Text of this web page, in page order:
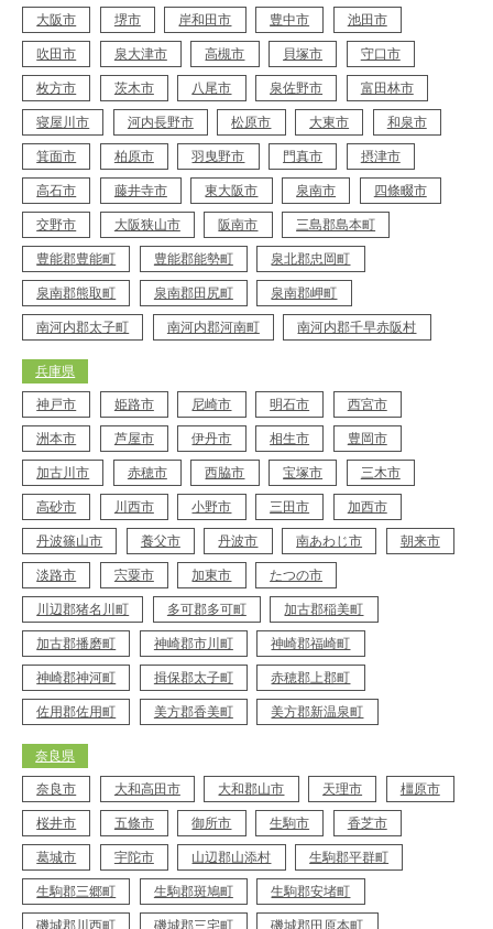
大阪市 堺市 岸和田市 豊中市 池田市
吹田市 泉大津市 高槻市 貝塚市 守口市
枚方市 茨木市 八尾市 泉佐野市 富田林市
寝屋川市 河内長野市 松原市 大東市 和泉市
箕面市 柏原市 羽曳野市 門真市 摂津市
高石市 藤井寺市 東大阪市 泉南市 四條畷市
交野市 大阪狭山市 阪南市 三島郡島本町
豊能郡豊能町 豊能郡能勢町 泉北郡忠岡町
泉南郡熊取町 泉南郡田尻町 泉南郡岬町
南河内郡太子町 南河内郡河南町 南河内郡千早赤阪村
兵庫県
神戸市 姫路市 尼崎市 明石市 西宮市
洲本市 芦屋市 伊丹市 相生市 豊岡市
加古川市 赤穂市 西脇市 宝塚市 三木市
高砂市 川西市 小野市 三田市 加西市
丹波篠山市 養父市 丹波市 南あわじ市 朝来市
淡路市 宍粟市 加東市 たつの市
川辺郡猪名川町 多可郡多可町 加古郡稲美町
加古郡播磨町 神崎郡市川町 神崎郡福崎町
神崎郡神河町 揖保郡太子町 赤穂郡上郡町
佐用郡佐用町 美方郡香美町 美方郡新温泉町
奈良県
奈良市 大和高田市 大和郡山市 天理市 橿原市
桜井市 五條市 御所市 生駒市 香芝市
葛城市 宇陀市 山辺郡山添村 生駒郡平群町
生駒郡三郷町 生駒郡斑鳩町 生駒郡安堵町
磯城郡川西町 磯城郡三宅町 磯城郡田原本町